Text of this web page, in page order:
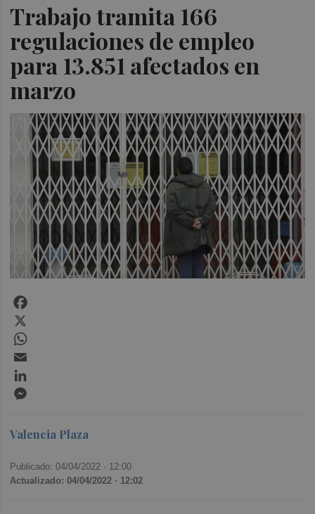
Trabajo tramita 166
regulaciones de empleo
para 13.851 afectados en
marzo
Valencia Plaza
Publicado: 04/04/2022 · 12:00
Actualizado: 04/04/2022 · 12:02